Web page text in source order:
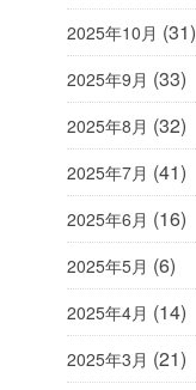
2025年10月 (31)
2025年9月 (33)
2025年8月 (32)
2025年7月 (41)
2025年6月 (16)
2025年5月 (6)
2025年4月 (14)
2025年3月 (21)